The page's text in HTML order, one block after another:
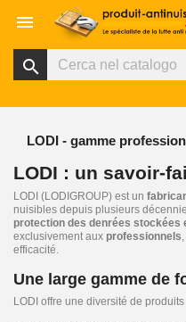

search
LODI - gamme
LODI : un savoir-
LODI (LODIGROUP) est un
nuisibles depuis plusieurs
protection des denrées stockées
exclusivement aux professionnels
efficacité.
Une large gamme de
LODI offre une diversité de